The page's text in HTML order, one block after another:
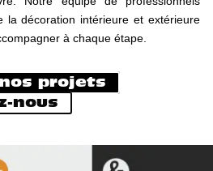
la décoration intérieure et extérieure
à chaque étape.
nos projets
nous